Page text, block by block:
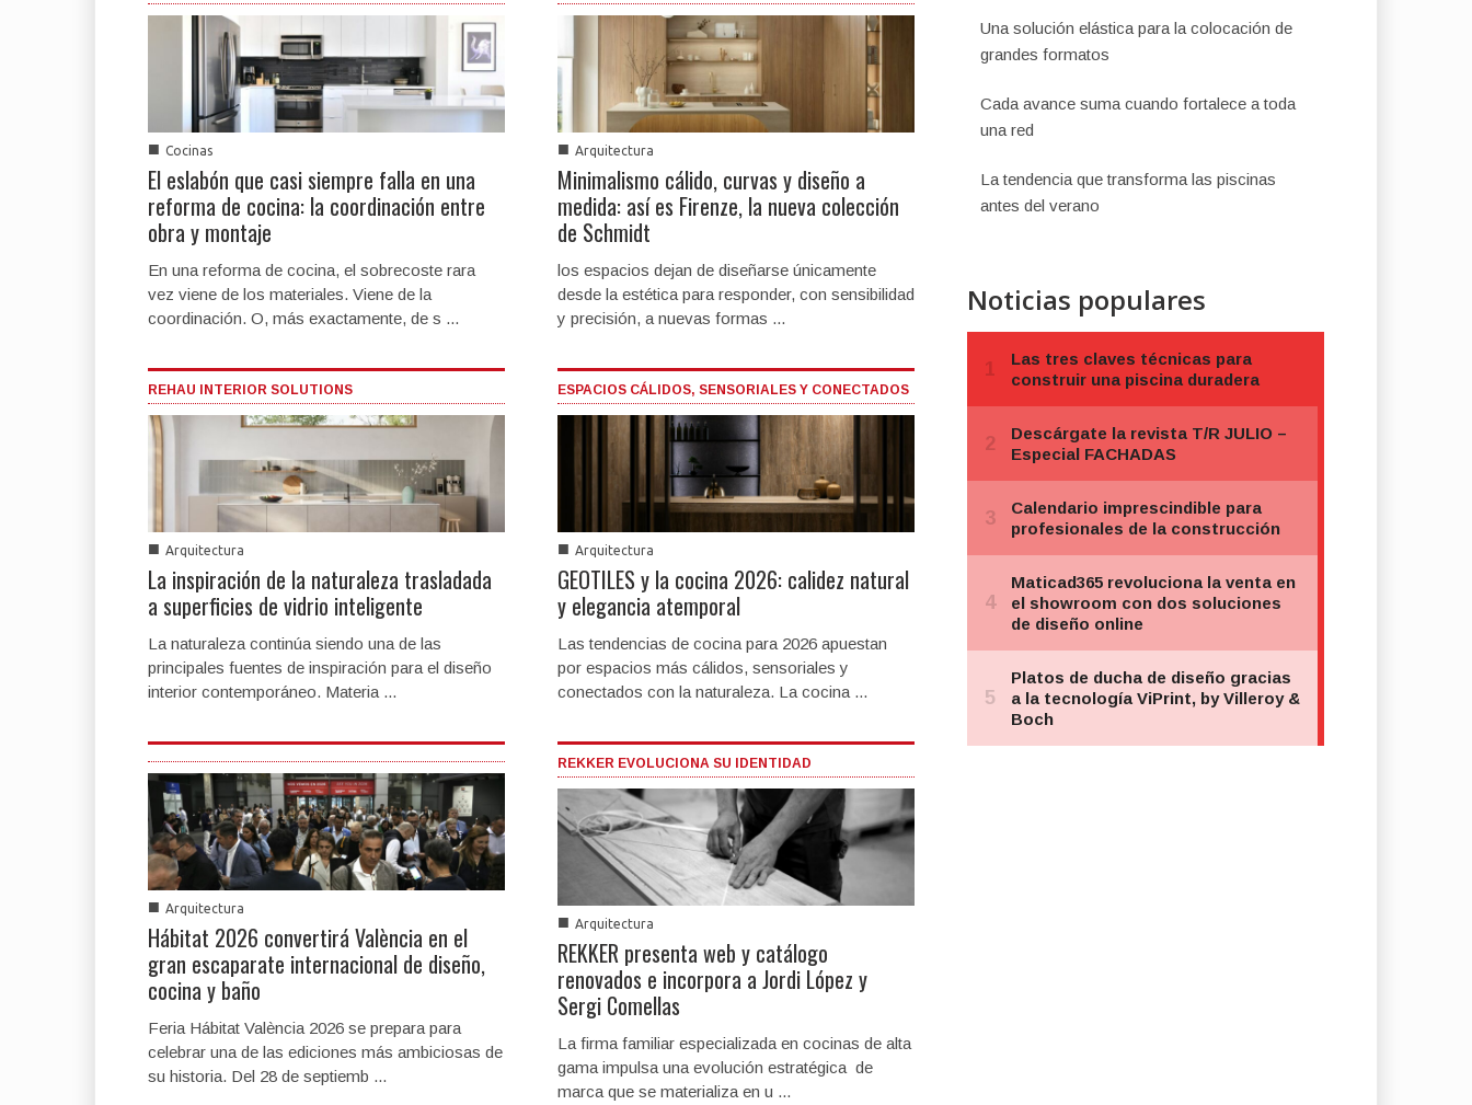
■ Cocinas
El eslabón que casi siempre falla en una
reforma de cocina: la coordinación entre
obra y montaje
En una reforma de cocina, el sobrecoste rara
vez viene de los materiales. Viene de la
coordinación. O, más exactamente, de s ...
■ Arquitectura
Minimalismo cálido, curvas y diseño a
medida: así es Firenze, la nueva colección
de Schmidt
los espacios dejan de diseñarse únicamente
desde la estética para responder, con sensibilidad
y precisión, a nuevas formas ...
REHAU INTERIOR SOLUTIONS
■ Arquitectura
La inspiración de la naturaleza trasladada
a superficies de vidrio inteligente
La naturaleza continúa siendo una de las
principales fuentes de inspiración para el diseño
interior contemporáneo. Materia ...
ESPACIOS CÁLIDOS, SENSORIALES Y CONECTADOS
■ Arquitectura
GEOTILES y la cocina 2026: calidez natural
y elegancia atemporal
Las tendencias de cocina para 2026 apuestan
por espacios más cálidos, sensoriales y
conectados con la naturaleza. La cocina ...
■ Arquitectura
Hábitat 2026 convertirá València en el
gran escaparate internacional de diseño,
cocina y baño
Feria Hábitat València 2026 se prepara para
celebrar una de las ediciones más ambiciosas de
su historia. Del 28 de septiemb ...
REKKER EVOLUCIONA SU IDENTIDAD
■ Arquitectura
REKKER presenta web y catálogo
renovados e incorpora a Jordi López y
Sergi Comellas
La firma familiar especializada en cocinas de alta
gama impulsa una evolución estratégica de
marca que se materializa en u ...
Una solución elástica para la colocación de
grandes formatos
Cada avance suma cuando fortalece a toda
una red
La tendencia que transforma las piscinas
antes del verano
Noticias populares